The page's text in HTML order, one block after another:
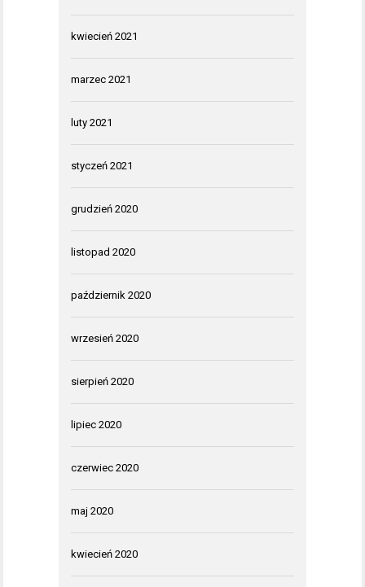
kwiecień 2021
marzec 2021
luty 2021
styczeń 2021
grudzień 2020
listopad 2020
październik 2020
wrzesień 2020
sierpień 2020
lipiec 2020
czerwiec 2020
maj 2020
kwiecień 2020